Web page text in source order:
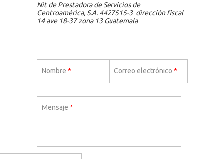
Nit de Prestadora de Servicios de
Centroamérica, S.A. 4427515-3 dirección fiscal
14 ave 18-37 zona 13 Guatemala
Nombre * Correo electrónico *
Mensaje *